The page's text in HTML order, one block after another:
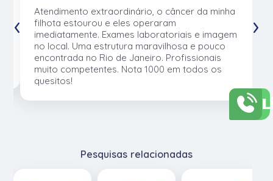
Atendimento extraordinário, o câncer da minha
filhota estourou e eles operaram
imediatamente. Exames laboratoriais e imagem
no local. Uma estrutura maravilhosa e pouco
encontrada no Rio de Janeiro. Profissionais
muito competentes. Nota 1000 em todos os
quesitos!
‹ ›
Pesquisas relacionadas